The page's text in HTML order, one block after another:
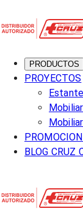
PRODUCTOS
PROYECTOS
BLOG CRUZ